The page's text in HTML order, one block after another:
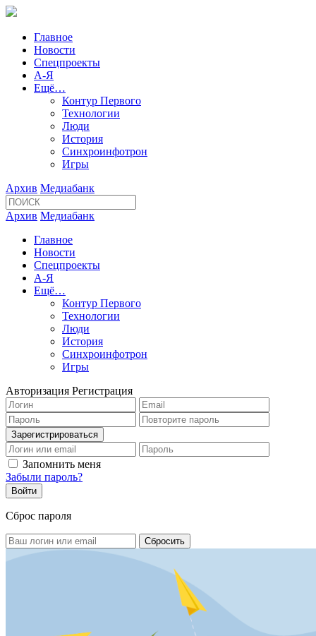
Главное
Новости
Спецпроекты
А-Я
Ещё…
Контур Первого
Технологии
Люди
История
Синхроинфотрон
Игры
Архив Медиабанк
Архив Медиабанк
Главное
Новости
Спецпроекты
А-Я
Ещё…
Контур Первого
Технологии
Люди
История
Синхроинфотрон
Игры
Авторизация Регистрация
Запомнить меня
Забыли пароль?
Сброс пароля